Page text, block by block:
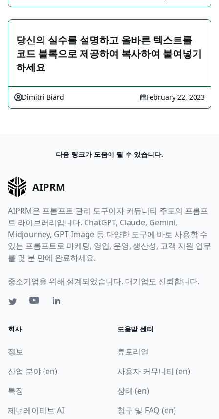
당신의 실수를 설명하고 올바른 텍스트를
코드 블록으로 제공하여 복사하여 붙여넣기
하세요
Dimitri Biard February 22, 2023
다음 링크가 도움이 될 수 있습니다.
AIPRM
AIPRM은 프롬프트 관리 도구이자 커뮤니티 주도의 프롬프
트 라이브러리입니다. ChatGPT, Claude, Gemini,
Midjourney, GPT Image 등 다양한 도구에 바로 사용할 수
있는 프롬프트로 마케팅, 영업, 운영, 생산성, 고객 지원 업무
를 몇 분 만에 완료하세요.
중소기업을 위해 설계되었습니다. 대기업도 신뢰합니다.
회사
정보
산업 분야 (en)
특징
제너레이티브 AI
도움말 센터
튜토리얼
사용자 커뮤니티 (en)
상태 (en)
청구 및 FAQ (en)